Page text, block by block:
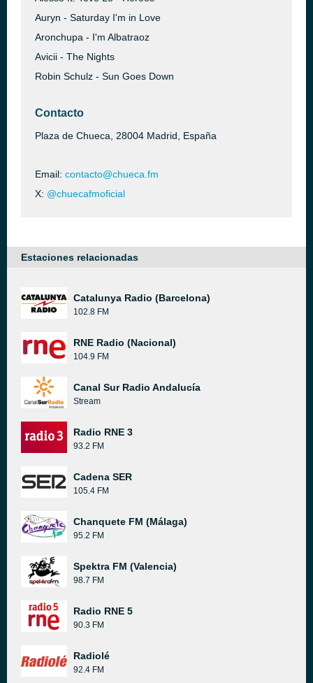
Auryn - Saturday I'm in Love
Aronchupa - I'm Albatraoz
Avicii - The Nights
Robin Schulz - Sun Goes Down
Contacto
Plaza de Chueca, 28004 Madrid, España
Email: contacto@chueca.fm
X: @chuecafmoficial
Estaciones relacionadas
Catalunya Radio (Barcelona)
102.8 FM
RNE Radio (Nacional)
104.9 FM
Canal Sur Radio Andalucía
Stream
Radio RNE 3
93.2 FM
Cadena SER
105.4 FM
Chanquete FM (Málaga)
95.2 FM
Spektra FM (Valencia)
98.7 FM
Radio RNE 5
90.3 FM
Radiolé
92.4 FM